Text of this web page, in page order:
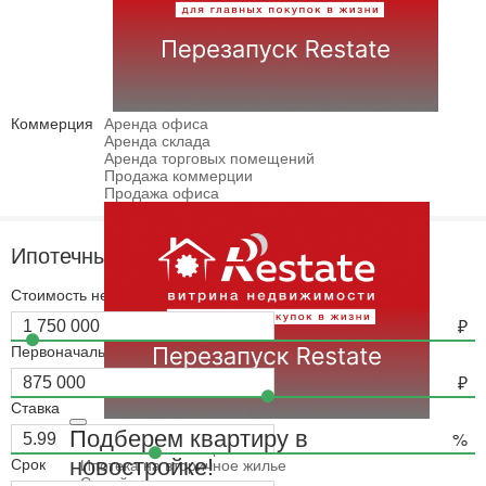
Коммерция
Аренда офиса
Аренда склада
Аренда торговых помещений
Продажа коммерции
Продажа офиса
Ипотека
Ипотечный калькулятор
Ипотека на новостройки
Ипотека на вторичное жилье
Ипотечный калькулятор
Стоимость недвижимости
Первоначальный взнос
Ставка
Срок
Подберем квартиру в
новостройке!